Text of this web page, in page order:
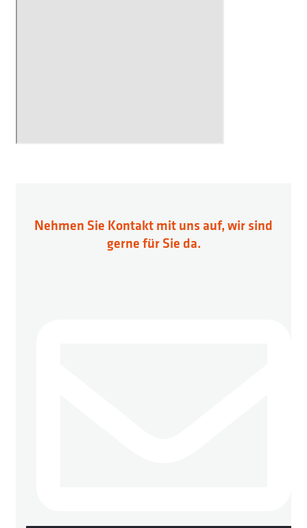
Nehmen Sie Kontakt mit uns auf, wir sind
gerne für Sie da.